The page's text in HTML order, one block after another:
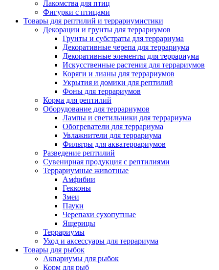
Лакомства для птиц
Фигурки с птицами
Товары для рептилий и террариумистики
Декорации и грунты для террариумов
Грунты и субстраты для террариума
Декоративные черепа для террариума
Декоративные элементы для террариума
Искусственные растения для террариумов
Коряги и лианы для террариумов
Укрытия и домики для рептилий
Фоны для террариумов
Корма для рептилий
Оборудование для террариумов
Лампы и светильники для террариума
Обогреватели для террариума
Увлажнители для террариума
Фильтры для акватеррариумов
Разведение рептилий
Сувенирная продукция с рептилиями
Террариумные животные
Амфибии
Гекконы
Змеи
Пауки
Черепахи сухопутные
Ящерицы
Террариумы
Уход и аксессуары для террариума
Товары для рыбок
Аквариумы для рыбок
Корм для рыб